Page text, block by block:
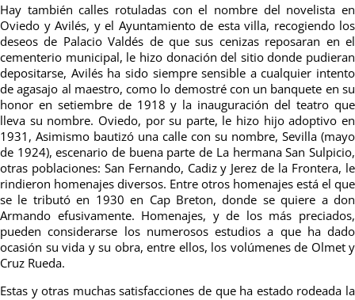
Hay también calles rotuladas con el nombre del novelista en
Oviedo y Avilés, y el Ayuntamiento de esta villa, recogiendo los
deseos de Palacio Valdés de que sus cenizas reposaran en el
cementerio municipal, le hizo donación del sitio donde pudieran
depositarse, Avilés ha sido siempre sensible a cualquier intento
de agasajo al maestro, como lo demostré con un banquete en su
honor en setiembre de 1918 y la inauguración del teatro que
lleva su nombre. Oviedo, por su parte, le hizo hijo adoptivo en
1931, Asimismo bautizó una calle con su nombre, Sevilla (mayo
de 1924), escenario de buena parte de La hermana San Sulpicio,
otras poblaciones: San Fernando, Cadiz y Jerez de la Frontera, le
rindieron homenajes diversos. Entre otros homenajes está el que
se le tributó en 1930 en Cap Breton, donde se quiere a don
Armando efusivamente. Homenajes, y de los más preciados,
pueden considerarse los numerosos estudios a que ha dado
ocasión su vida y su obra, entre ellos, los volúmenes de Olmet y
Cruz Rueda.
Estas y otras muchas satisfacciones de que ha estado rodeada la